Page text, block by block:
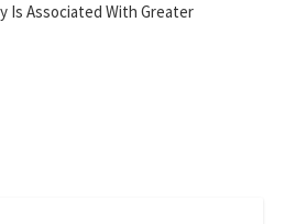
Is Associated With Greater